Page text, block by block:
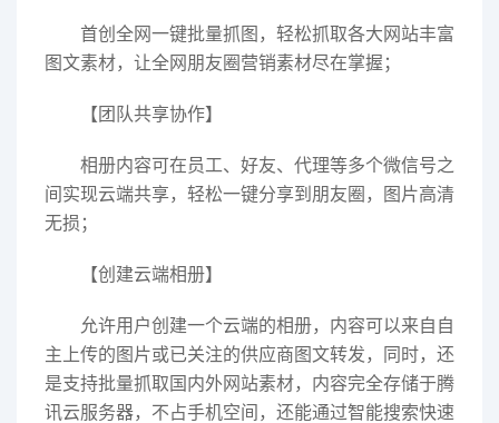
首创全网一键批量抓图，轻松抓取各大网站丰富
图文素材，让全网朋友圈营销素材尽在掌握；
【团队共享协作】
相册内容可在员工、好友、代理等多个微信号之
间实现云端共享，轻松一键分享到朋友圈，图片高清
无损；
【创建云端相册】
允许用户创建一个云端的相册，内容可以来自自
主上传的图片或已关注的供应商图文转发，同时，还
是支持批量抓取国内外网站素材，内容完全存储于腾
讯云服务器，不占手机空间，还能通过智能搜索快速